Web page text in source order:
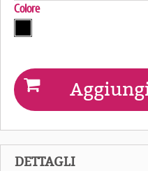
Colore
DETTAGLI